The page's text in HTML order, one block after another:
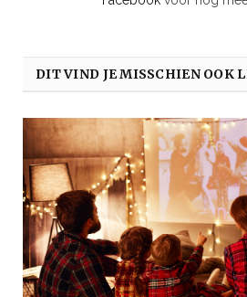
DIT VIND JE MISSCHIEN OOK